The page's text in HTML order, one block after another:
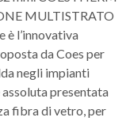
MULTISTRATO
è l’innovativa
da Coes per
negli impianti
presentata
fibra di vetro, per